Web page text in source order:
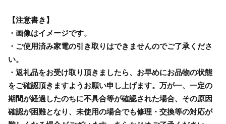
【注意書き】
・画像はイメージです。
・ご使用済み家電の引き取りはできませんのでご了承くださ
い。
・返礼品をお受け取り頂きましたら、お早めにお品物の状態
をご確認頂きますようお願い申し上げます。万が一、一定の
期間が経過したのちに不具合等が確認された場合、その原因
確認が困難となり、未使用の場合でも修理・交換等の対応が